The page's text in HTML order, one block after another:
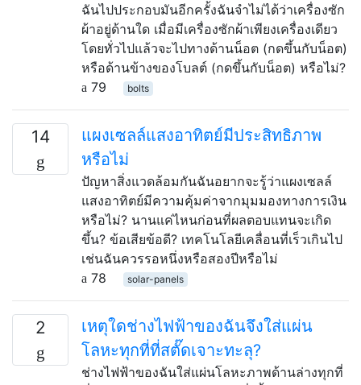
ฉันไปประกอบมันอีกครั้งฉันจำไม่ได้ว่าเครื่องซัก
ผ้าอยู่ด้านใด เมื่อมีเครื่องซักผ้าเพียงเครื่องเดียว
โดยทั่วไปแล้วจะไปทางด้านน็อต (กดขึ้นกับน็อต)
หรือด้านข้างของโบลต์ (กดขึ้นกับน็อต) หรือไม่?
79
bolts
14
แผงเซลล์แสงอาทิตย์มีประสิทธิภาพ
หรือไม่
ปัญหาสิ่งแวดล้อมกันฉันอยากจะรู้ว่าแผงเซลล์
แสงอาทิตย์มีความคุ้มค่าจากมุมมองทางการเงิน
หรือไม่? นานแค่ไหนก่อนที่ผลตอบแทนจะเกิด
ขึ้น? ข้อเสียข้อดี? เทคโนโลยีเคลื่อนที่เร็วเกินไป
เช่นฉันควรรอหนึ่งหรือสองปีหรือไม่
78
solar-panels
2
เหตุใดช่างไฟฟ้าของฉันจึงใส่แผ่น
โลหะทุกที่ที่สตั๊ดเจาะทะลุ?
ช่างไฟฟ้าของฉันใส่แผ่นโลหะภาพด้านล่างทุกที่